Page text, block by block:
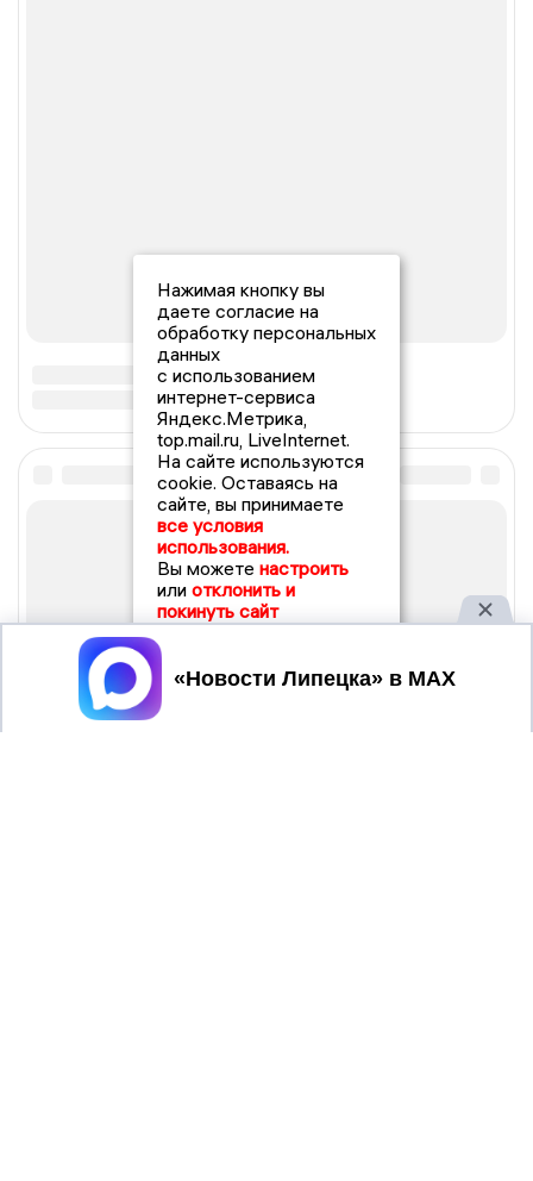
Нажимая кнопку вы
даете согласие на
обработку персональных
данных
с использованием
интернет-сервиса
Яндекс.Метрика,
top.mail.ru, LiveInternet.
На сайте используются
cookie. Оставаясь на
сайте, вы принимаете
все условия
использования.
Вы можете настроить
или отклонить и
покинуть сайт
Принять